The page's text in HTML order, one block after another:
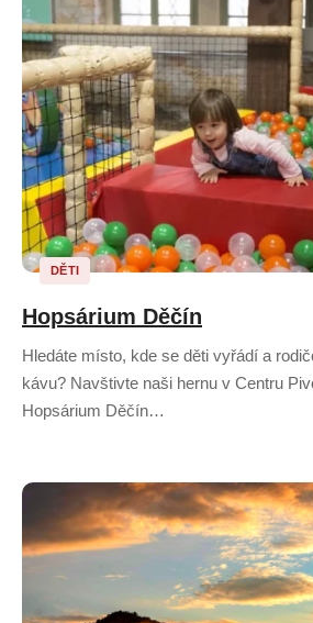
DĚTI
Hopsárium Děčín
Hledáte místo, kde se děti vyřádí a
kávu? Navštivte naši hernu v Centru
Hopsárium Děčín…